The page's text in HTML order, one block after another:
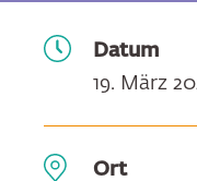
Datum
19. März
Ort